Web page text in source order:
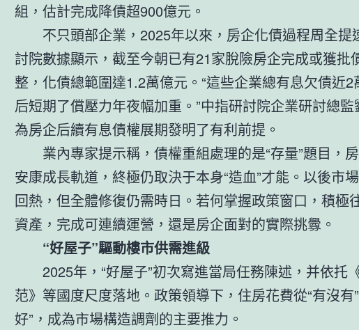
組，估計完成降債超900億元。
不只頭部企業，2025年以來，房企化債過程周全提
討院數據顯示，截至今朝已有21家脫險房企完成或獲批
整，化債總範圍達1.2萬億元。“這些企業總有息欠債近2
后短期了償壓力年夜幅加重。”中指研討院企業研討總
為房企后續有息債權展期發明了有利前提。
業內專家提示稱，債權重組處理的是“存量”題目，
安康成長軌道，終極仍取決于本身“造血”才能。以後市
回熱，但全體修復仍需時日。若何掌握政策窗口，積極
資產，完成可連續運營，還是房企面對的實際挑釁。
“好屋子”驅動樓市供需進級
2025年，“好屋子”初次寫進當局任務陳述，并依托
范》等國度尺度落地。政策領導下，住房花費從“有沒有
好”，成為市場構造調劑的主要推力。